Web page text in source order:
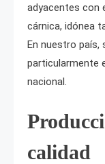
adyacentes con
cárnica, idónea
En nuestro país,
particularmente
nacional.
calidad